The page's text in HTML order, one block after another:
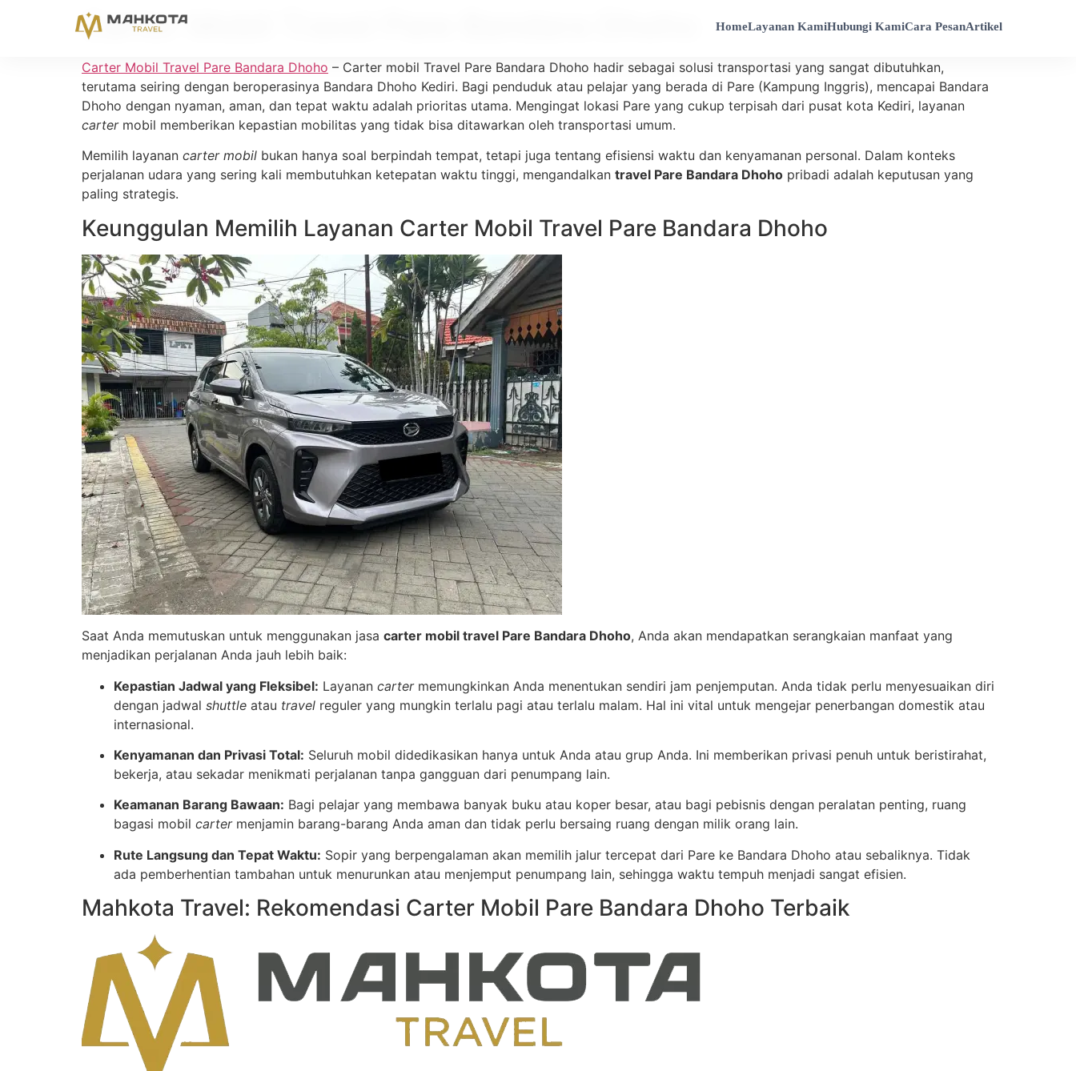
HomeLayanan KamiHubungi KamiCara PesanArtikel
Carter Mobil Travel Pare Bandara Dhoho
Carter Mobil Travel Pare Bandara Dhoho – Carter mobil Travel Pare Bandara Dhoho hadir sebagai solusi transportasi yang sangat dibutuhkan,
terutama seiring dengan beroperasinya Bandara Dhoho Kediri. Bagi penduduk atau pelajar yang berada di Pare (Kampung Inggris), mencapai Bandara
Dhoho dengan nyaman, aman, dan tepat waktu adalah prioritas utama. Mengingat lokasi Pare yang cukup terpisah dari pusat kota Kediri, layanan
cartermobil memberikan kepastian mobilitas yang tidak bisa ditawarkan oleh transportasi umum.
Memilih layanan carter mobil bukan hanya soal berpindah tempat, tetapi juga tentang efisiensi waktu dan kenyamanan personal. Dalam konteks
perjalanan udara yang sering kali membutuhkan ketepatan waktu tinggi, mengandalkan travel Pare Bandara Dhoho pribadi adalah keputusan yang
paling strategis.
Keunggulan Memilih Layanan Carter Mobil Travel Pare Bandara Dhoho
Saat Anda memutuskan untuk menggunakan jasa carter mobil travel Pare Bandara Dhoho, Anda akan mendapatkan serangkaian manfaat yang
menjadikan perjalanan Anda jauh lebih baik:
Kepastian Jadwal yang Fleksibel: Layanan cartermemungkinkan Anda menentukan sendiri jam penjemputan. Anda tidak perlu menyesuaikan diri
dengan jadwal shuttle atau travel reguler yang mungkin terlalu pagi atau terlalu malam. Hal ini vital untuk mengejar penerbangan domestik atau
internasional.
Kenyamanan dan Privasi Total: Seluruh mobil didedikasikan hanya untuk Anda atau grup Anda. Ini memberikan privasi penuh untuk beristirahat,
bekerja, atau sekadar menikmati perjalanan tanpa gangguan dari penumpang lain.
Keamanan Barang Bawaan: Bagi pelajar yang membawa banyak buku atau koper besar, atau bagi pebisnis dengan peralatan penting, ruang
bagasi mobil cartermenjamin barang-barang Anda aman dan tidak perlu bersaing ruang dengan milik orang lain.
Rute Langsung dan Tepat Waktu: Sopir yang berpengalaman akan memilih jalur tercepat dari Pare ke Bandara Dhoho atau sebaliknya. Tidak
ada pemberhentian tambahan untuk menurunkan atau menjemput penumpang lain, sehingga waktu tempuh menjadi sangat efisien.
Mahkota Travel: Rekomendasi Carter Mobil Pare Bandara Dhoho Terbaik